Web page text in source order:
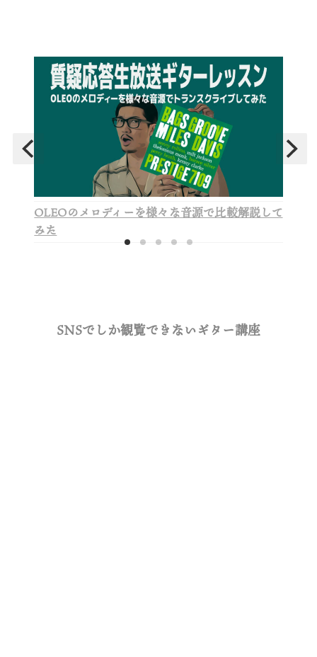
OLEOのメロディーを様々な音源で比較解説して
みた
SNSでしか観覧できないギター講座